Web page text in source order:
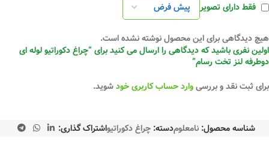
فقط دارای تصویر
هیچ دیدگاهی برای این محصول نوشته نشده است.
اولین نفری باشید که دیدگاهی را ارسال می کنید برای “چراغ دکوراتیو لوله ای
دوطرفه لنز تخت رسام”
برای ثبت نقد و بررسیوارد حساب کاربری خودشوید.
شناسه محصول: نامعلومدسته: چراغ دکوراتیواشتراک گذاری: